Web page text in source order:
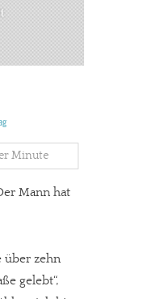
Minute
Mann hat
über zehn
gelebt“,